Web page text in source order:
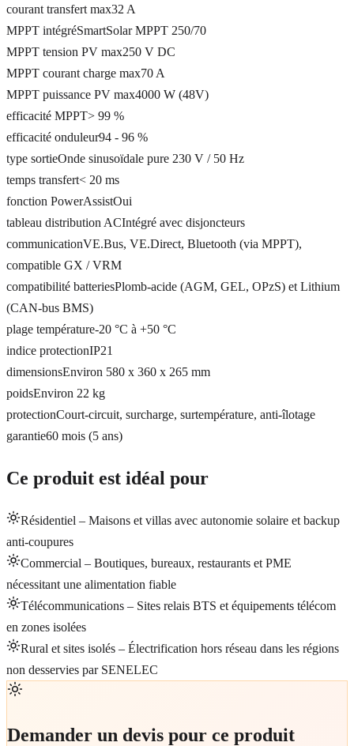
courant transfert max32 A
MPPT intégréSmartSolar MPPT 250/70
MPPT tension PV max250 V DC
MPPT courant charge max70 A
MPPT puissance PV max4000 W (48V)
efficacité MPPT> 99 %
efficacité onduleur94 - 96 %
type sortieOnde sinusoïdale pure 230 V / 50 Hz
temps transfert< 20 ms
fonction PowerAssistOui
tableau distribution ACIntégré avec disjoncteurs
communicationVE.Bus, VE.Direct, Bluetooth (via MPPT),
compatible GX / VRM
compatibilité batteriesPlomb-acide (AGM, GEL, OPzS) et Lithium
(CAN-bus BMS)
plage température-20 °C à +50 °C
indice protectionIP21
dimensionsEnviron 580 x 360 x 265 mm
poidsEnviron 22 kg
protectionCourt-circuit, surcharge, surtempérature, anti-îlotage
garantie60 mois (5 ans)
Ce produit est idéal pour
Résidentiel – Maisons et villas avec autonomie solaire et backup
anti-coupures
Commercial – Boutiques, bureaux, restaurants et PME
nécessitant une alimentation fiable
Télécommunications – Sites relais BTS et équipements télécom
en zones isolées
Rural et sites isolés – Électrification hors réseau dans les régions
non desservies par SENELEC
Demander un devis pour ce produit